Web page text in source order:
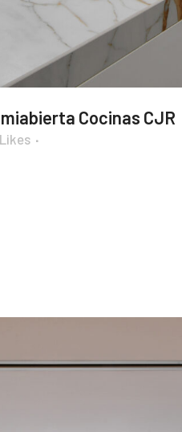
Cocinas CJR
Likes